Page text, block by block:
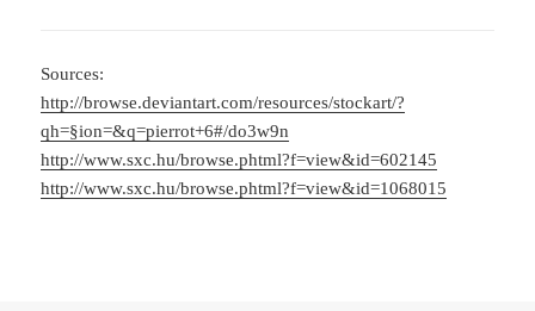
Sources:
http://browse.deviantart.com/resources/stockart/?
qh=§ion=&q=pierrot+6#/do3w9n
http://www.sxc.hu/browse.phtml?f=view&id=602145
http://www.sxc.hu/browse.phtml?f=view&id=1068015